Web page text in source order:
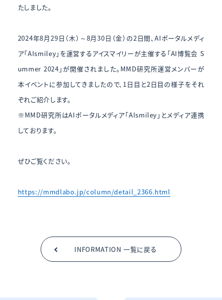
たしました。
2024年8月29日（木）～8月30日（金）の2日間、AIポータルメディ
ア「AIsmiley」を運営するアイスマイリーが主催する「AI博覧会 S
ummer 2024」が開催されました。MMD研究所運営メンバーが
本イベントに参加してきましたので、1日目と2日目の様子をそれ
ぞれご紹介します。
※MMD研究所はAIポータルメディア「AIsmiley」とメディア連携
しております。
ぜひご覧ください。
https://mmdlabo.jp/column/detail_2366.html
INFORMATION 一覧に戻る